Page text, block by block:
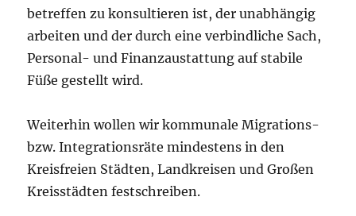
betreffen zu konsultieren ist, der unabhängig
arbeiten und der durch eine verbindliche Sach,
Personal- und Finanzaustattung auf stabile
Füße gestellt wird.
Weiterhin wollen wir kommunale Migrations-
bzw. Integrationsräte mindestens in den
Kreisfreien Städten, Landkreisen und Großen
Kreisstädten festschreiben.